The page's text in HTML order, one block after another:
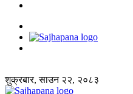
शुक्रबार, साउन २२, २०८३